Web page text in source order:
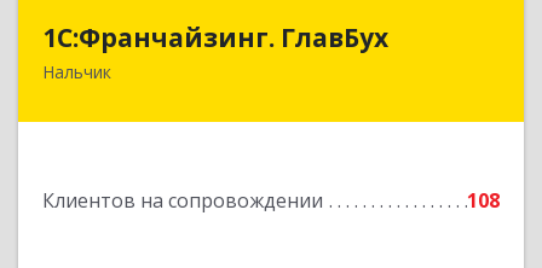
1С:Франчайзинг. ГлавБух
Нальчик
Клиентов на сопровождении 108
1С:Франчайзинг. ГлавБух
360000, Кабардино-Балкарская Респ, Нальчик г,